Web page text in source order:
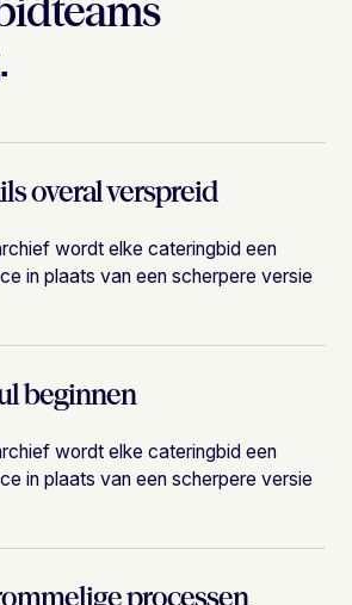
overal verspreid
wordt elke cateringbid een
in plaats van een scherpere versie
beginnen
wordt elke cateringbid een
in plaats van een scherpere versie
processen